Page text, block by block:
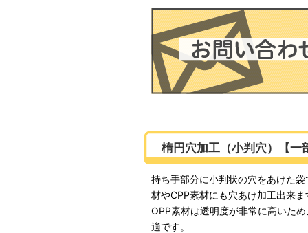
楕円穴加工（小判穴）【一
持ち手部分に小判状の穴をあけた
材やCPP素材にも穴あけ加工出来ま
OPP素材は透明度が非常に高いた
適です。